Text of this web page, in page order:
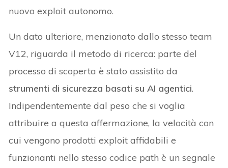
nuovo exploit autonomo.
Un dato ulteriore, menzionato dallo stesso team
V12, riguarda il metodo di ricerca: parte del
processo di scoperta è stato assistito da
strumenti di sicurezza basati su AI agentici.
Indipendentemente dal peso che si voglia
attribuire a questa affermazione, la velocità con
cui vengono prodotti exploit affidabili e
funzionanti nello stesso codice path è un segnale